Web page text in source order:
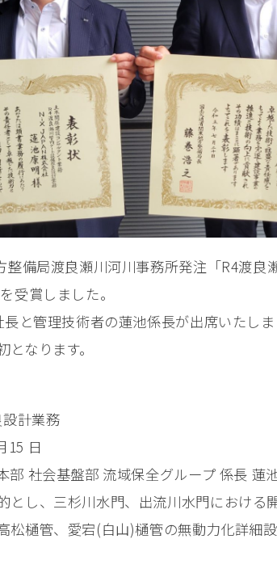
備局渡良瀬川河川事務所発注「R4渡
受賞しました。
と管理技術者の蓮池係長が出席いたしま
なります。
計業務
15 ⽇
部 社会基盤部 流域保全グループ 係⻑ 蓮
とし、三杉川水門、出流川水門におけ
樋管、愛宕(白山)樋管の無動力化詳細